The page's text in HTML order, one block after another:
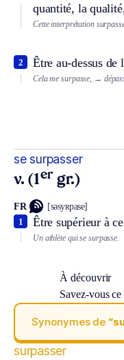
quantité, la
Cette interprétation
Être au-dessus de
2
Cela me surpasse, →
se surpasser
v. (1er gr.)
FR [səsyʀpase]
Être supérieur à
1
Un athlète qui se surpasse.
À découvrir
Savez-vous
Synonymes de
surpasser